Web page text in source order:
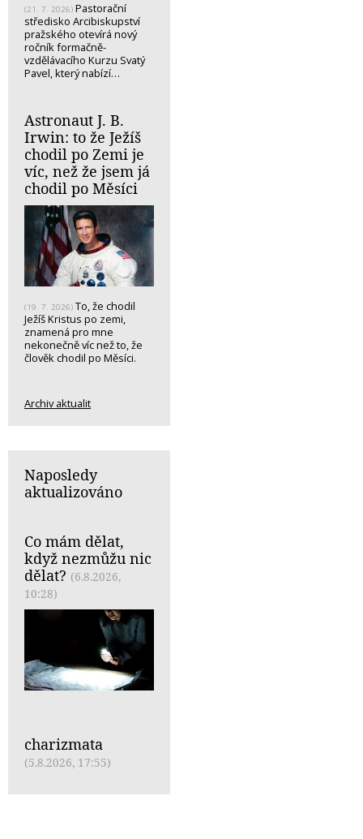
(21. 7. 2026) Pastorační
středisko Arcibiskupství
pražského otevírá nový
ročník formačně-
vzdělávacího Kurzu Svatý
Pavel, který nabízí…
Astronaut J. B.
Irwin: to že Ježíš
chodil po Zemi je
víc, než že jsem já
chodil po Měsíci
(19. 7. 2026) To, že chodil
Ježíš Kristus po zemi,
znamená pro mne
nekonečně víc než to, že
člověk chodil po Měsíci.
Archiv aktualit
Naposledy
aktualizováno
Co mám dělat,
když nezmůžu nic
dělat? (6.8.2026,
10:28)
charizmata
(5.8.2026, 17:55)